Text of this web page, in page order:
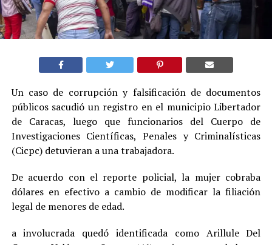
Un caso de corrupción y falsificación de documentos
públicos sacudió un registro en el municipio Libertador
de Caracas, luego que funcionarios del Cuerpo de
Investigaciones Científicas, Penales y Criminalísticas
(Cicpc) detuvieran a una trabajadora.
De acuerdo con el reporte policial, la mujer cobraba
dólares en efectivo a cambio de modificar la filiación
legal de menores de edad.
a involucrada quedó identificada como Arillule Del